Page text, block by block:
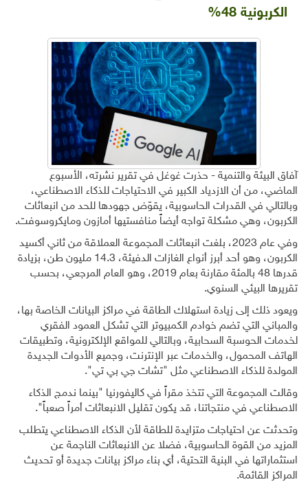
الكربونية 48%
آفاق البيئة والتنمية - حذرت غوغل في تقرير نشرته، الأسبوع
الماضي، من أن الازدياد الكبير في الاحتياجات للذكاء الاصطناعي،
وبالتالي في القدرات الحاسوبية، يقوّض جهودها للحد من انبعاثات
الكربون، وهي مشكلة تواجه أيضاً منافستيها أمازون ومايكروسوفت.
وفي عام 2023، بلغت انبعاثات المجموعة العملاقة من ثاني أكسيد
الكربون، وهو أحد أبرز أنواع الغازات الدفيئة، 14.3 مليون طن، بزيادة
قدرها 48 بالمئة مقارنة بعام 2019، وهو العام المرجعي، بحسب
تقريرها البيئي السنوي.
ويعود ذلك إلى زيادة استهلاك الطاقة في مراكز البيانات الخاصة بها،
والمباني التي تضم خوادم الكمبيوتر التي تشكل العمود الفقري
لخدمات الحوسبة السحابية، وبالتالي للمواقع الإلكترونية، وتطبيقات
الهاتف المحمول، والخدمات عبر الإنترنت، وجميع الأدوات الجديدة
المولدة للذكاء الاصطناعي مثل "تشات جي بي تي".
وقالت المجموعة التي تتخذ مقراً في كاليفورنيا "بينما ندمج الذكاء
الاصطناعي في منتجاتنا، قد يكون تقليل الانبعاثات أمراً صعباً".
وتحدثت عن احتياجات متزايدة للطاقة لأن الذكاء الاصطناعي يتطلب
المزيد من القوة الحاسوبية، فضلا عن الانبعاثات الناجمة عن
استثماراتها في البنية التحتية، أي بناء مراكز بيانات جديدة أو تحديث
المراكز القائمة.